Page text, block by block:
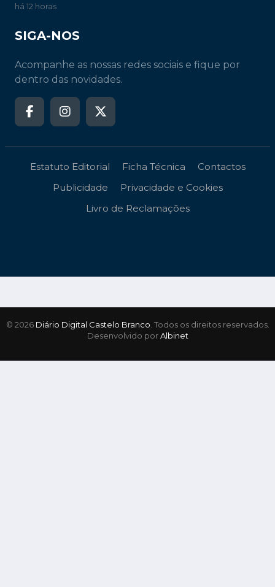
há 12 horas
SIGA-NOS
Acompanhe as nossas redes sociais e fique por
dentro das novidades.
Estatuto Editorial Ficha Técnica
Contactos
Publicidade
Privacidade e Cookies
Livro de Reclamações
© 2026 Diário Digital Castelo Branco. Todos os direitos reservados.
Desenvolvido porAlbinet